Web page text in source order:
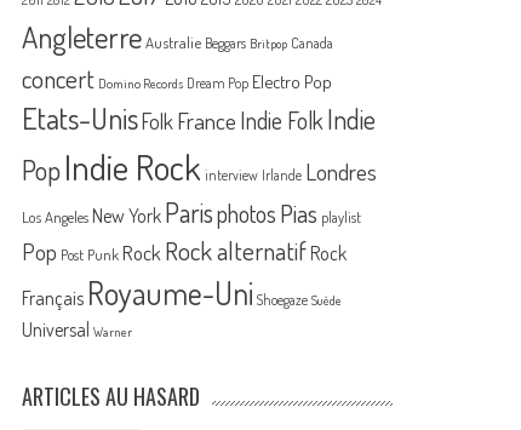
Angleterre Australie Beggars Britpop Canada
concert Domino Records Dream Pop Electro Pop
Etats-UnisFolk France Indie FolkIndie
PopIndie Rock interview Irlande Londres
Los Angeles New York Parisphotos Pias playlist
Pop Post Punk Rock Rock alternatif Rock
Français Royaume-Uni Shoegaze Suède
Universal Warner
ARTICLES AU HASARD